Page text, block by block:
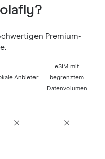
Premium-
Anbieter
eSIM mit
begrenztem
Datenvolumen